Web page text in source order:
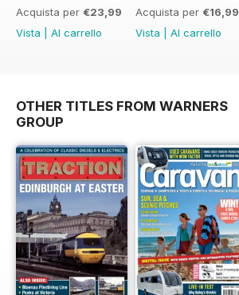
Acquista per €23,99
Vista
Al carrello
Acquista per €16,99
Vista
Al carrello
OTHER TITLES FROM WARNERS
GROUP